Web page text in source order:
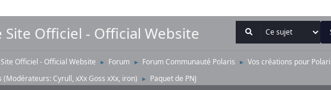
Site Officiel - Official Website
Site Officiel - Official Website ► Forum ► Forum Communauté Polaris ► Vos créations pour
(Modérateurs: Cyrull, xXx Goss xXx, iron) ► Paquet de PNJ